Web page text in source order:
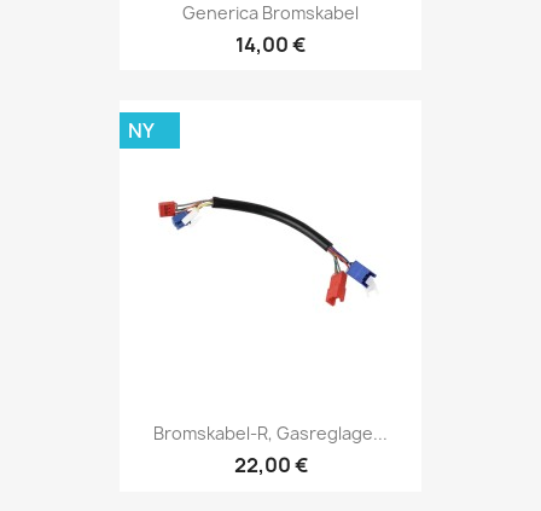
Generica Bromskabel
14,00 €
Bromskabel-R, Gasreglage...
22,00 €
NY